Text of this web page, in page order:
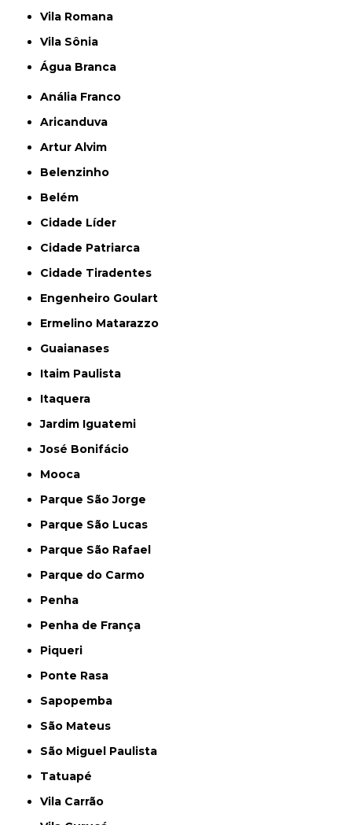
Vila Romana
Vila Sônia
Água Branca
Anália Franco
Aricanduva
Artur Alvim
Belenzinho
Belém
Cidade Líder
Cidade Patriarca
Cidade Tiradentes
Engenheiro Goulart
Ermelino Matarazzo
Guaianases
Itaim Paulista
Itaquera
Jardim Iguatemi
José Bonifácio
Mooca
Parque São Jorge
Parque São Lucas
Parque São Rafael
Parque do Carmo
Penha
Penha de França
Piqueri
Ponte Rasa
Sapopemba
São Mateus
São Miguel Paulista
Tatuapé
Vila Carrão